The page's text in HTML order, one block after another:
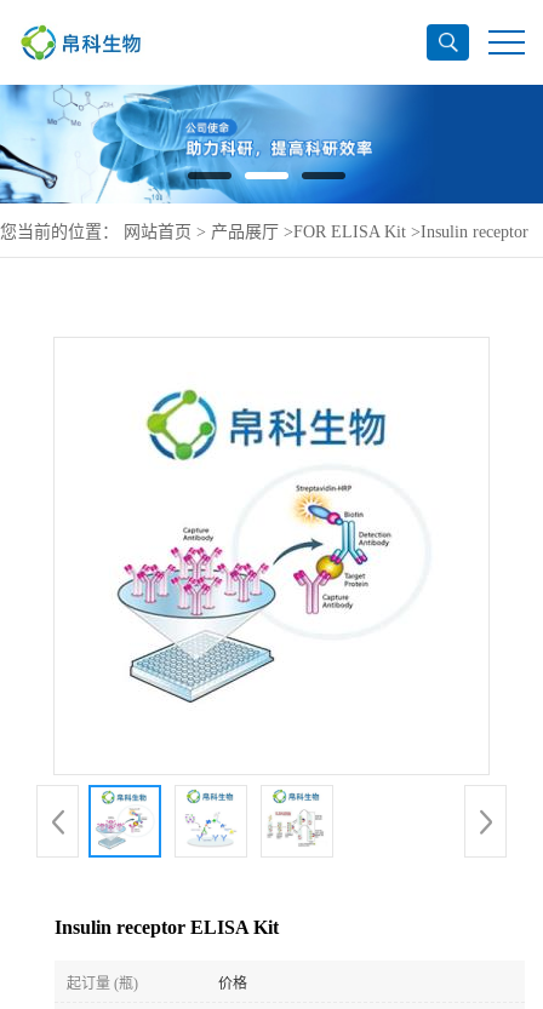
您当前的位置： 网站首页 > 产品展厅 >FOR ELISA Kit >Insulin receptor
Insulin receptor ELISA Kit
起订量 (瓶) 价格